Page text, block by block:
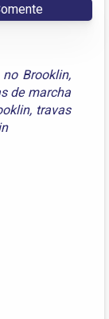
Brooklin,
de marcha
, travas